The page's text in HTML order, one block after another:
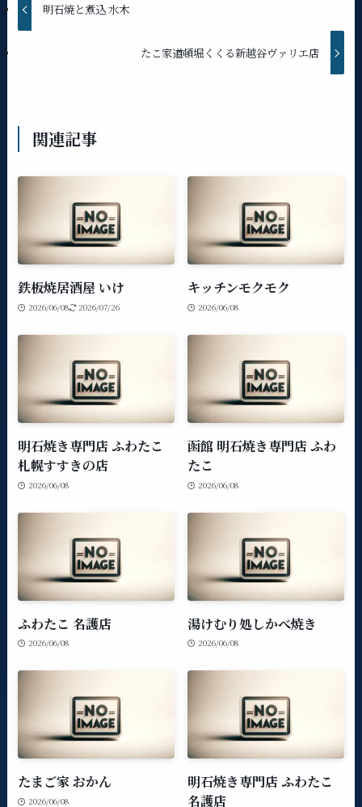
明石焼と煮込 水木
たこ家道頓堀くくる新越谷ヴァリエ店
関連記事
鉄板焼居酒屋 いけ
2026/06/08 2026/07/26
キッチンモクモク
2026/06/08
明石焼き専門店 ふわたこ
札幌すすきの店
2026/06/08
函館 明石焼き専門店 ふわ
たこ
2026/06/08
ふわたこ 名護店
2026/06/08
湯けむり処しかべ焼き
2026/06/08
たまご家 おかん
2026/06/08
明石焼き専門店 ふわたこ
名護店